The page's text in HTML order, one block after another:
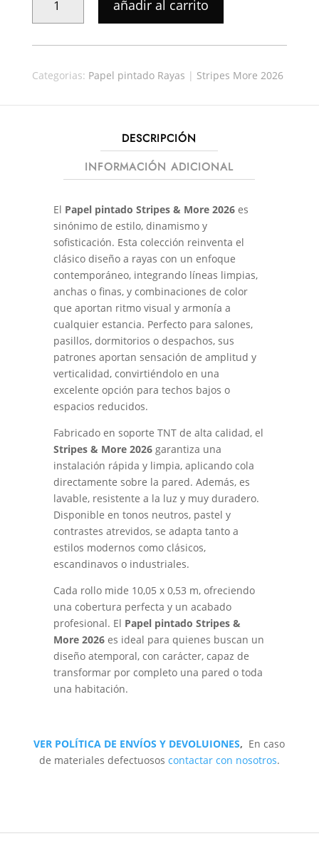
PINTADO
STRIPES-
MORE
CANTIDAD
añadir al carrito
Categorias: Papel pintado Rayas | Stripes More 2026
DESCRIPCIÓN
INFORMACIÓN ADICIONAL
El Papel pintado Stripes & More 2026es
sinónimo de estilo, dinamismo y
sofisticación. Esta colección reinventa el
clásico diseño a rayas con un enfoque
contemporáneo, integrando líneas limpias,
anchas o finas, y combinaciones de color
que aportan ritmo visual y armonía a
cualquier estancia. Perfecto para salones,
pasillos, dormitorios o despachos, sus
patrones aportan sensación de amplitud y
verticalidad, convirtiéndolo en una
excelente opción para techos bajos o
espacios reducidos.
Fabricado en soporte TNT de alta calidad, el
Stripes & More 2026garantiza una
instalación rápida y limpia, aplicando cola
directamente sobre la pared. Además, es
lavable, resistente a la luz y muy duradero.
Disponible en tonos neutros, pastel y
contrastes atrevidos, se adapta tanto a
estilos modernos como clásicos,
escandinavos o industriales.
Cada rollo mide 10,05 x 0,53 m, ofreciendo
una cobertura perfecta y un acabado
profesional. El Papel pintado Stripes &
More 2026es ideal para quienes buscan un
diseño atemporal, con carácter, capaz de
transformar por completo una pared o toda
una habitación.
VER POLÍTICA DE ENVÍOS Y DEVOLUIONES, En caso
de materiales defectuosos contactar con nosotros.